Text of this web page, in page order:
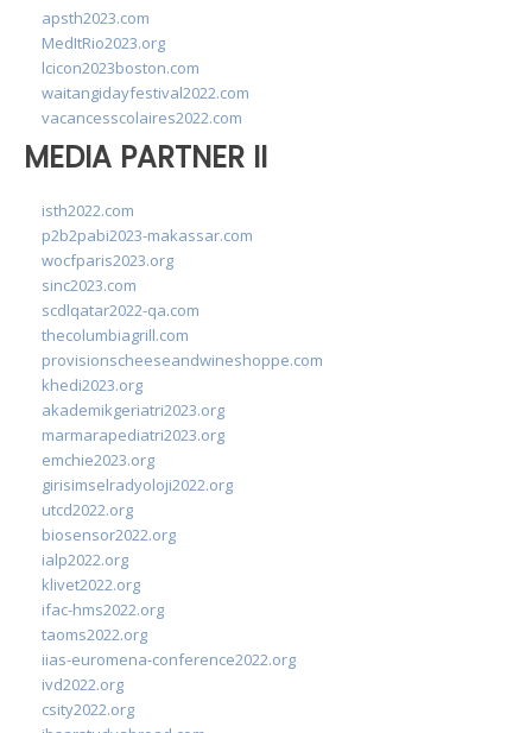
apsth2023.com
MedItRio2023.org
lcicon2023boston.com
waitangidayfestival2022.com
vacancesscolaires2022.com
MEDIA PARTNER II
isth2022.com
p2b2pabi2023-makassar.com
wocfparis2023.org
sinc2023.com
scdlqatar2022-qa.com
thecolumbiagrill.com
provisionscheeseandwineshoppe.com
khedi2023.org
akademikgeriatri2023.org
marmarapediatri2023.org
emchie2023.org
girisimselradyoloji2022.org
utcd2022.org
biosensor2022.org
ialp2022.org
klivet2022.org
ifac-hms2022.org
taoms2022.org
iias-euromena-conference2022.org
ivd2022.org
csity2022.org